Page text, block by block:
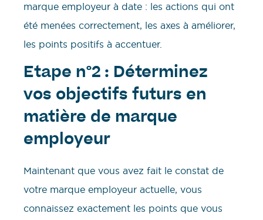
marque employeur à date : les actions qui ont
été menées correctement, les axes à améliorer,
les points positifs à accentuer.
Etape n°2 : Déterminez
vos objectifs futurs en
matière de marque
employeur
Maintenant que vous avez fait le constat de
votre marque employeur actuelle, vous
connaissez exactement les points que vous